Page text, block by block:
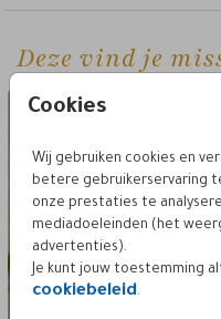
Cookies
Wij gebruiken cookies en
betere gebruikerservaring
onze prestaties te
mediadoeleinden (het
advertenties).
Je kunt jouw toestemming
cookiebeleid.
Deze vind je